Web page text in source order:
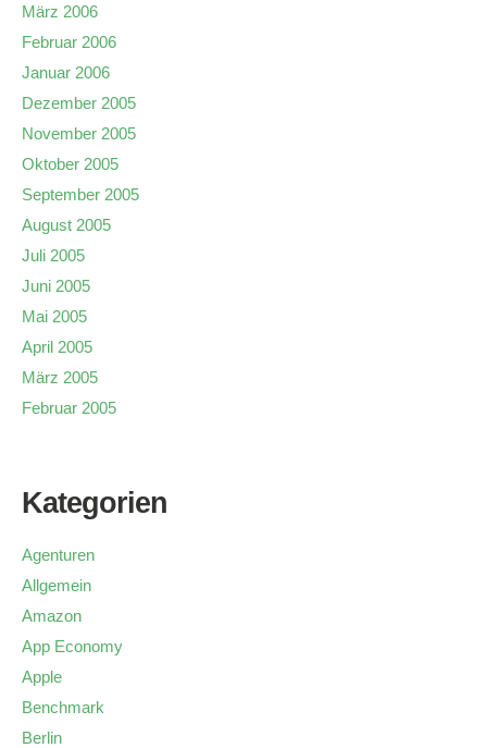
März 2006
Februar 2006
Januar 2006
Dezember 2005
November 2005
Oktober 2005
September 2005
August 2005
Juli 2005
Juni 2005
Mai 2005
April 2005
März 2005
Februar 2005
Kategorien
Agenturen
Allgemein
Amazon
App Economy
Apple
Benchmark
Berlin